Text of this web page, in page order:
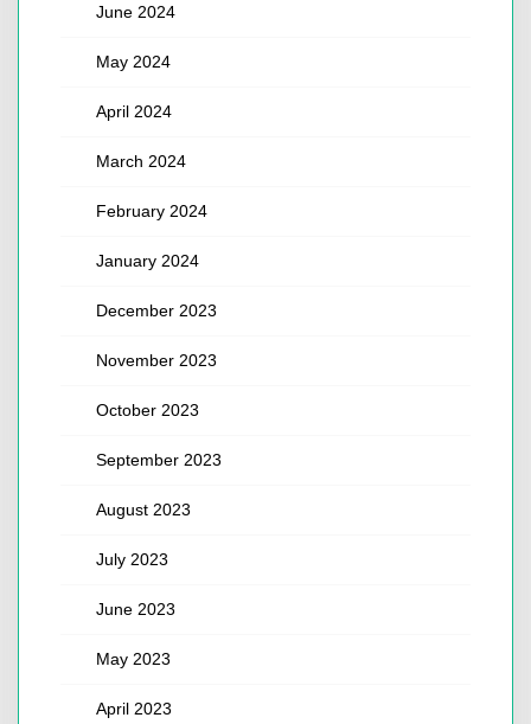
June 2024
May 2024
April 2024
March 2024
February 2024
January 2024
December 2023
November 2023
October 2023
September 2023
August 2023
July 2023
June 2023
May 2023
April 2023